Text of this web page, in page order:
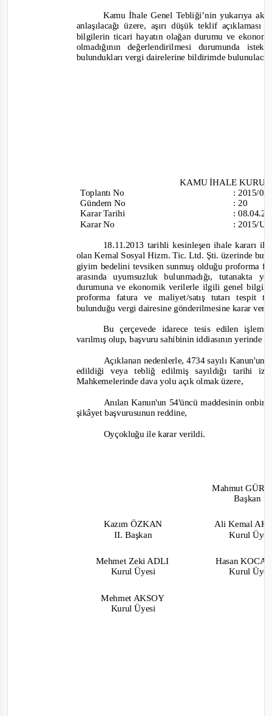
Kamu İhale Genel Tebliği’nin yukarıya
anlaşılacağı üzere, aşırı düşük teklif
bilgilerin ticari hayatın olağan durumu ve
olmadığının değerlendirilmesi durumunda
bulundukları vergi dairelerine bildirimde
KAMU İHALE
ToplantıNo
Gündem No
Karar Tarihi
Karar No
:2015/
:20
:
: 2015/
18.11.2013 tarihli kesinleşen ihale kararı
olan Kemal Sosyal Hizm. Tic. Ltd. Şti. üzerinde
giyim bedelini tevsiken sunmuş olduğu proforma
arasında uyumsuzluk bulunmadığı, tutanakta
durumuna ve ekonomik verilerle ilgili genel
proforma fatura ve maliyet/satış tutarı tespit
bulunduğu vergi dairesine gönderilmesine karar
Bu çerçevede idarece tesis edilen
varılmış olup, başvuru sahibinin iddiasının yerinde
Açıklanan nedenlerle, 4734 sayılı
edildiği veya tebliğ edilmiş sayıldığı tarihi
Mahkemelerinde dava yolu açık olmak üzere,
Anılan Kanun'un 54'üncü maddesinin
şikâyet başvurusunun reddine,
Oyçokluğu ile karar verildi.
Mahmut
Başkan
Kazım ÖZKAN
II. Başkan
Ali Kemal
Kurul
Mehmet Zeki ADLI
Hasan
Kurul
Kurul Üyesi
Mehmet AKSOY
Kurul Üyesi